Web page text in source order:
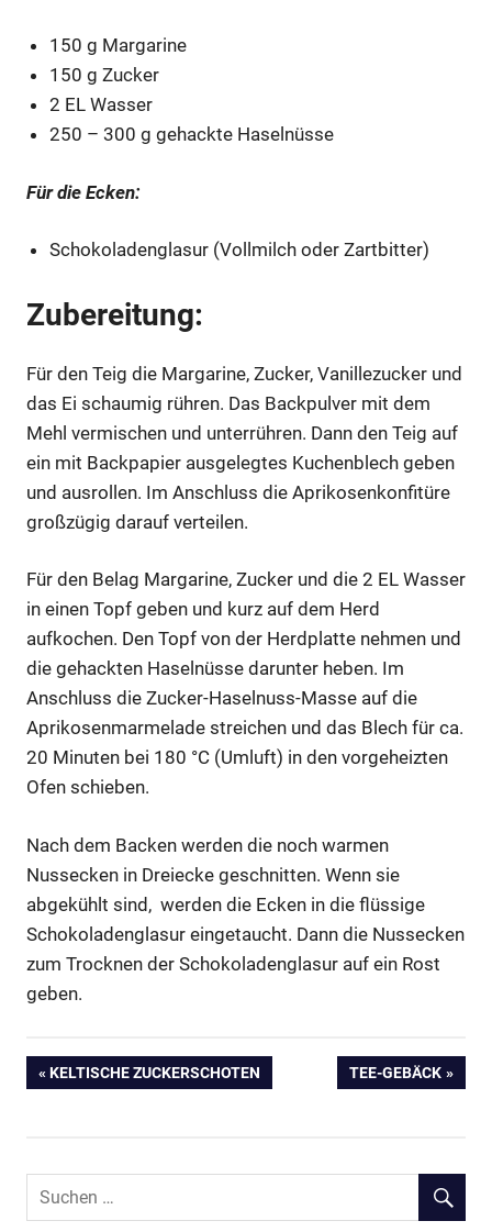
150 g Margarine
150 g Zucker
2 EL Wasser
250 – 300 g gehackte Haselnüsse
Für die Ecken:
Schokoladenglasur (Vollmilch oder Zartbitter)
Zubereitung:
Für den Teig die Margarine, Zucker, Vanillezucker und
das Ei schaumig rühren. Das Backpulver mit dem
Mehl vermischen und unterrühren. Dann den Teig auf
ein mit Backpapier ausgelegtes Kuchenblech geben
und ausrollen. Im Anschluss die Aprikosenkonfitüre
großzügig darauf verteilen.
Für den Belag Margarine, Zucker und die 2 EL Wasser
in einen Topf geben und kurz auf dem Herd
aufkochen. Den Topf von der Herdplatte nehmen und
die gehackten Haselnüsse darunter heben. Im
Anschluss die Zucker-Haselnuss-Masse auf die
Aprikosenmarmelade streichen und das Blech für ca.
20 Minuten bei 180 °C (Umluft) in den vorgeheizten
Ofen schieben.
Nach dem Backen werden die noch warmen
Nussecken in Dreiecke geschnitten. Wenn sie
abgekühlt sind, werden die Ecken in die flüssige
Schokoladenglasur eingetaucht. Dann die Nussecken
zum Trocknen der Schokoladenglasur auf ein Rost
geben.
Haselnuss
Nuss
Beitragsnavigation
VORHERIGER
KELTISCHE ZUCKERSCHOTEN
NÄCHSTER
TEE-GEBÄCK